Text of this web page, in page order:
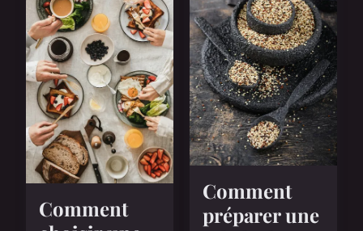
Comment
Comment
préparer une